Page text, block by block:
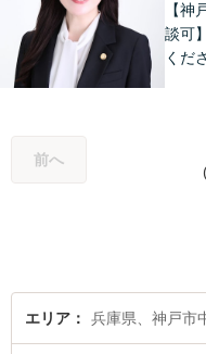
【神
談可
くだ
前へ
エリア 兵庫県、神戸市